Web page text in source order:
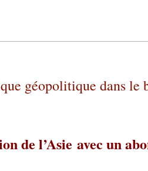
géopolitique dans le
de l’Asieavec un